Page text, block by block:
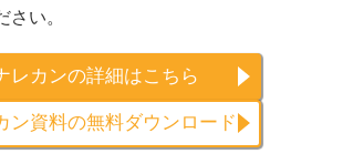
さい。
レカンの詳細はこちら
ン資料の無料ダウンロード